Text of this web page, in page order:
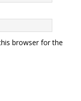
browser for the